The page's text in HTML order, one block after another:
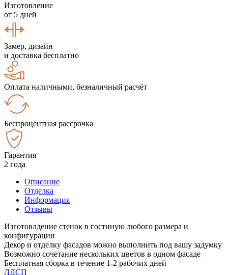
Изготовление
от 5 дней
Замер, дизайн
и доставка бесплатно
Оплата наличными, безналичный расчёт
Беспроцентная рассрочка
Гарантия
2 года
Описание
Отделка
Информация
Отзывы
Изготовлдение стенок в гостиную любого размера и
конфигурации
Декор и отделку фасадов можно выполнить под вашу задумку
Возможно сочетание нескольких цветов в одном фасаде
Бесплатная сборка в течение 1-2 рабочих дней
ЛДСП